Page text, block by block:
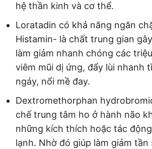
hệ thần kinh và cơ thể.
Loratadin có khả năng ngăn
Histamin- là chất trung gian
làm giảm nhanh chóng các
viêm mũi dị ứng, đẩy lùi nhanh
ngáy, nổi mề đay.
Dextromethorphan
chế trung tâm ho ở hành não
những kích thích hoặc tác
lạnh. Nhờ đó giúp làm giảm